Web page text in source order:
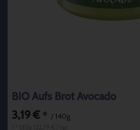
BIO Aufs Brot Avocado
3,19 € * / 140g